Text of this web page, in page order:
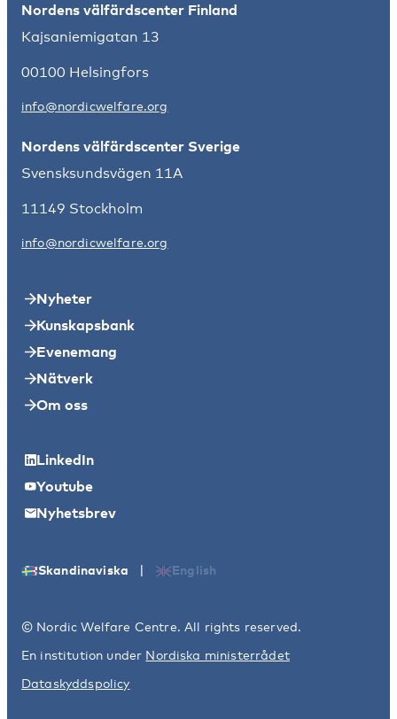
Nordens välfärdscenter Finland
Kajsaniemigatan 13
00100 Helsingfors
info@nordicwelfare.org
Nordens välfärdscenter Sverige
Svensksundsvägen 11A
11149 Stockholm
info@nordicwelfare.org
Nyheter
Kunskapsbank
Evenemang
Nätverk
Om oss
LinkedIn
Youtube
Nyhetsbrev
© Nordic Welfare Centre. All rights reserved.
En institution under Nordiska ministerrådet
Dataskyddspolicy
Skandinaviska | English